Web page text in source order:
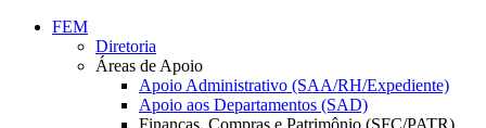
Conteúdo principal
FEM
Diretoria
Áreas de Apoio
Apoio Administrativo (SAA/RH/Expediente)
Apoio aos Departamentos (SAD)
Finanças, Compras e Patrimônio (SFC/PATR)